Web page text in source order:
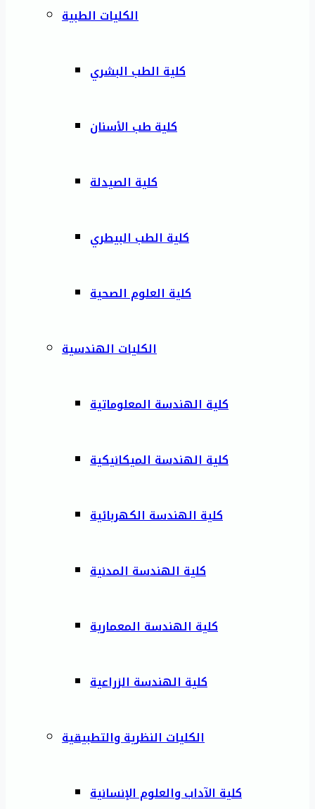
الكليات الطبية
كلية الطب البشري
كلية طب الأسنان
كلية الصيدلة
كلية الطب البيطري
كلية العلوم الصحية
الكليات الهندسية
كلية الهندسة المعلوماتية
كلية الهندسة الميكانيكية
كلية الهندسة الكهربائية
كلية الهندسة المدنية
كلية الهندسة المعمارية
كلية الهندسة الزراعية
الكليات النظرية والتطبيقية
كلية الآداب والعلوم الإنسانية